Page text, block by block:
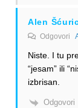
Alen
Odgovori
Niste. I tu
“jesam” ili
izbrisan.
Odgovori